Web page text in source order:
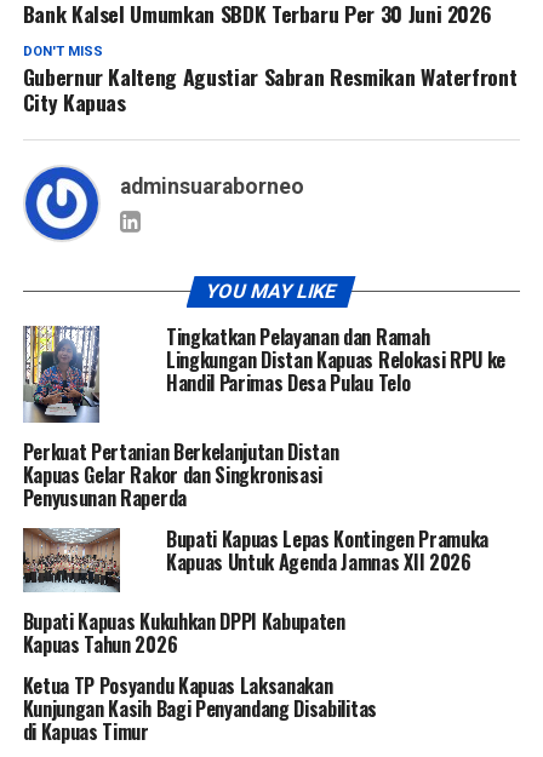
Bank Kalsel Umumkan SBDK Terbaru Per 30 Juni 2026
DON'T MISS
Gubernur Kalteng Agustiar Sabran Resmikan Waterfront
City Kapuas
adminsuaraborneo
YOU MAY LIKE
Tingkatkan Pelayanan dan Ramah
Lingkungan Distan Kapuas Relokasi RPU ke
Handil Parimas Desa Pulau Telo
Perkuat Pertanian Berkelanjutan Distan
Kapuas Gelar Rakor dan Singkronisasi
Penyusunan Raperda
Bupati Kapuas Lepas Kontingen Pramuka
Kapuas Untuk Agenda Jamnas XII 2026
Bupati Kapuas Kukuhkan DPPI Kabupaten
Kapuas Tahun 2026
Ketua TP Posyandu Kapuas Laksanakan
Kunjungan Kasih Bagi Penyandang Disabilitas
di Kapuas Timur